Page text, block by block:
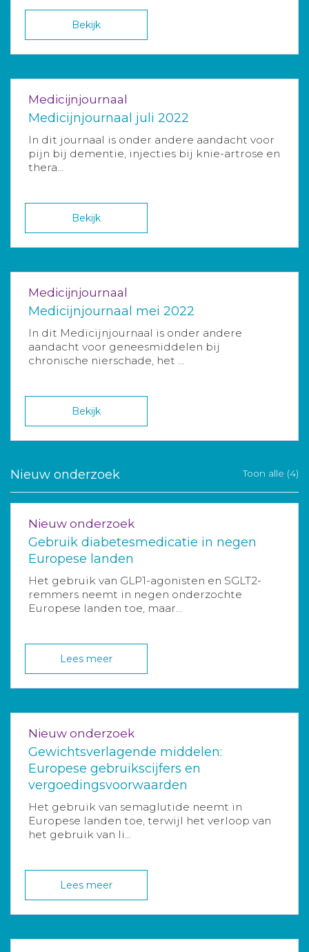
Bekijk
Medicijnjournaal
Medicijnjournaal juli 2022
In dit journaal is onder andere aandacht voor
pijn bij dementie, injecties bij knie-artrose en
thera...
Bekijk
Medicijnjournaal
Medicijnjournaal mei 2022
In dit Medicijnjournaal is onder andere
aandacht voor geneesmiddelen bij
chronische nierschade, het ...
Bekijk
Nieuw onderzoek Toon alle (4)
Nieuw onderzoek
Gebruik diabetesmedicatie in negen
Europese landen
Het gebruik van GLP1-agonisten en SGLT2-
remmers neemt in negen onderzochte
Europese landen toe, maar...
Lees meer
Nieuw onderzoek
Gewichtsverlagende middelen:
Europese gebruikscijfers en
vergoedingsvoorwaarden
Het gebruik van semaglutide neemt in
Europese landen toe, terwijl het verloop van
het gebruik van li...
Lees meer